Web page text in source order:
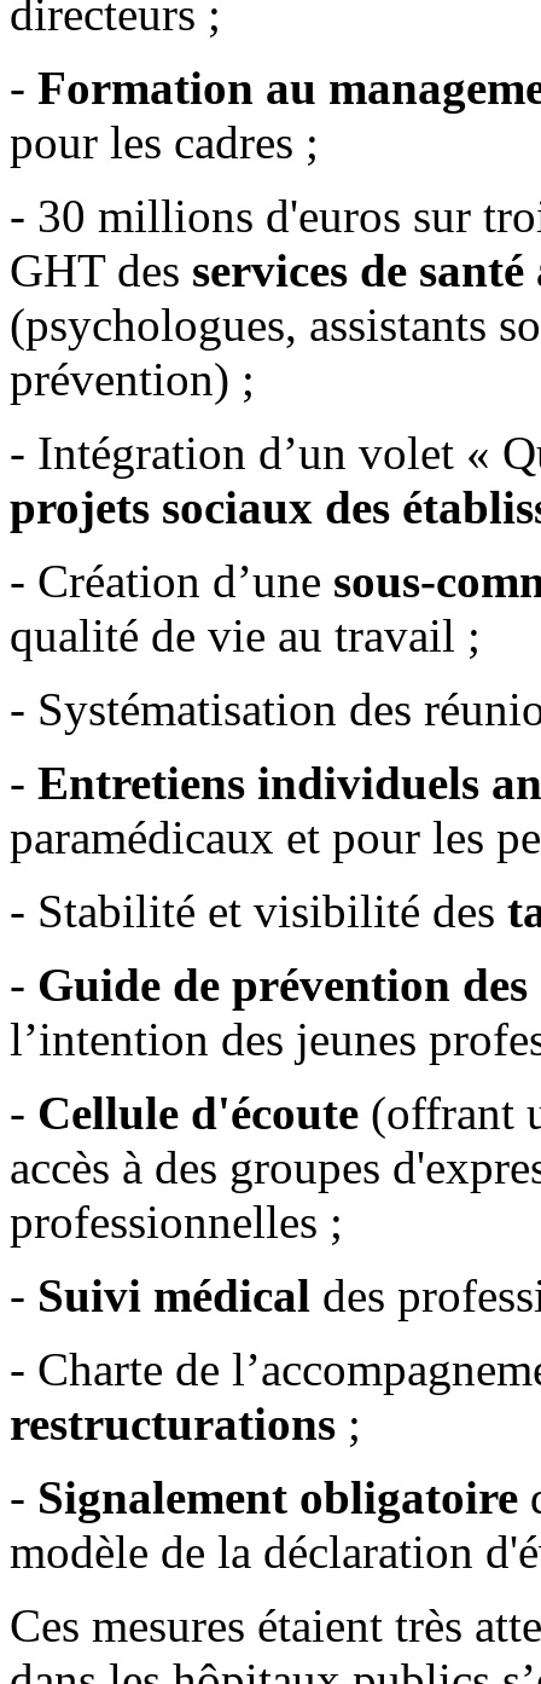
directeurs ;
- Formation au
pour les cadres ;
- 30 millions d'euros sur
GHT des services de
(psychologues, assistants
prévention) ;
- Intégration d’un volet «
projets sociaux des
- Création d’une sous-
qualité de vie au travail ;
- Systématisation des
- Entretiens individuels
paramédicaux et pour les
- Stabilité et visibilité des
- Guide de prévention
l’intention des jeunes
- Cellule d'écoute (offrant
accès à des groupes
professionnelles ;
- Suivi médical des
- Charte de
restructurations ;
- Signalement obligatoire
modèle de la déclaration
Ces mesures étaient très